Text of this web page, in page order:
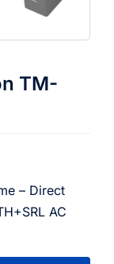
TM-
– Direct
AC